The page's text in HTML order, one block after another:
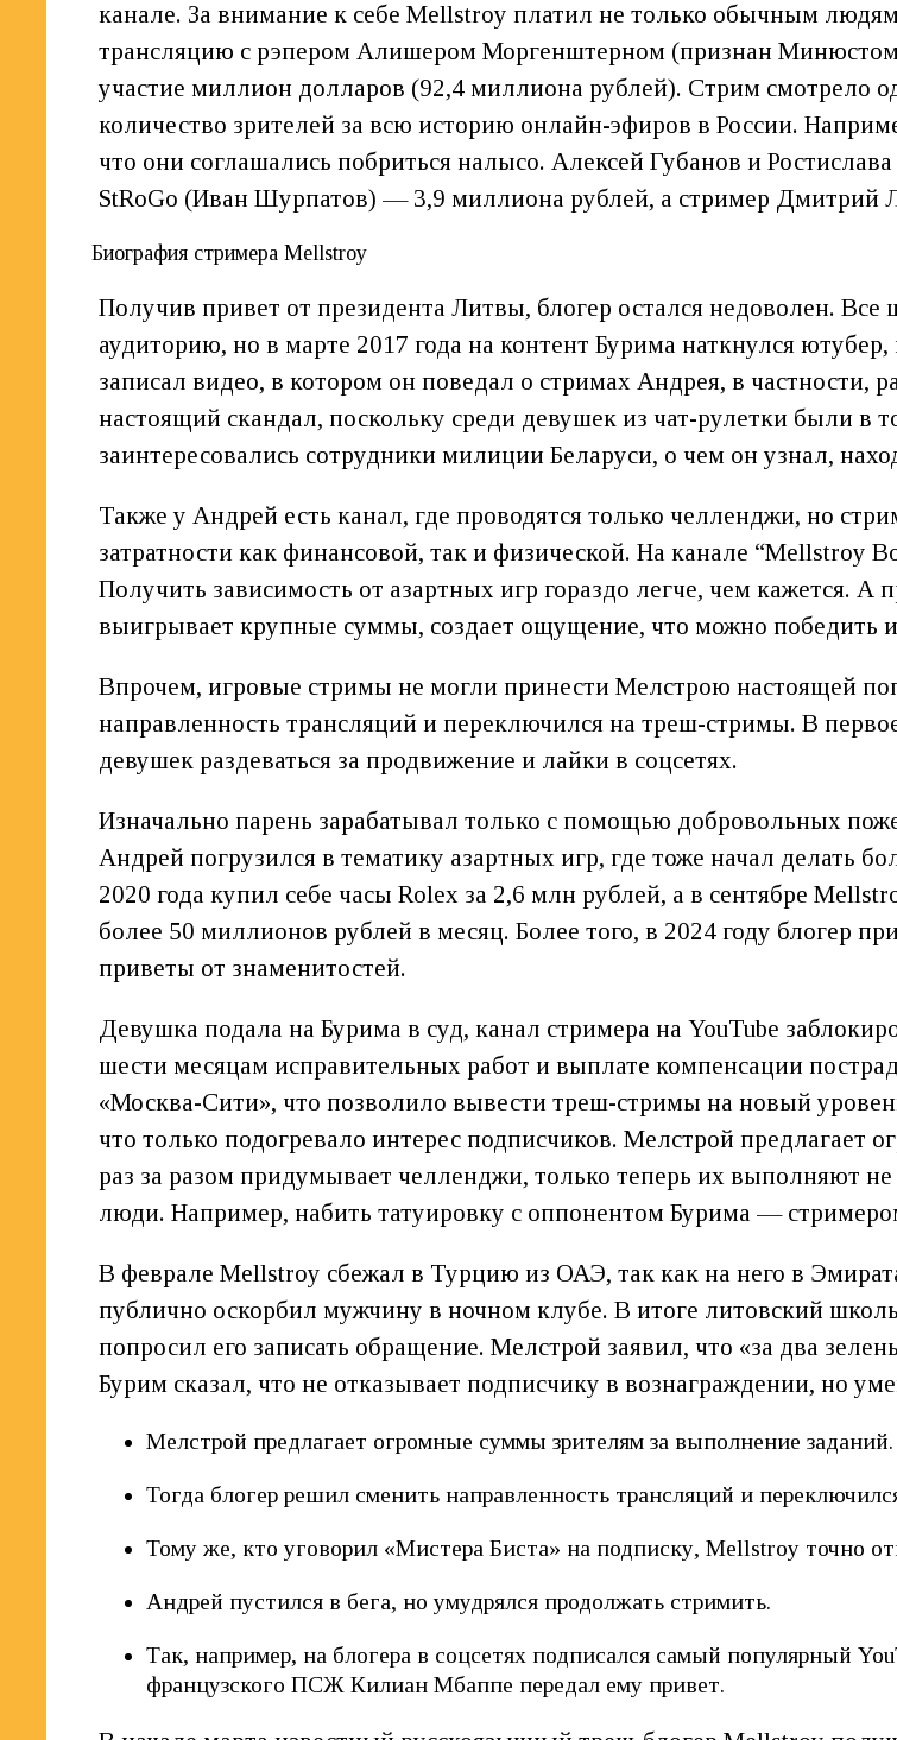
канале. За внимание к себе Mellstroy платил не только обычным
трансляцию с рэпером Алишером Моргенштерном (признан
участие миллион долларов (92,4 миллиона рублей). Стрим смотрело
количество зрителей за всю историю онлайн-эфиров в России.
что они соглашались побриться налысо. Алексей Губанов и
StRoGo (Иван Шурпатов) — 3,9 миллиона рублей, а стример Дмитрий
Биография стримера Mellstroy
Получив привет от президента Литвы, блогер остался недоволен.
аудиторию, но в марте 2017 года на контент Бурима наткнулся
записал видео, в котором он поведал о стримах Андрея, в частности,
настоящий скандал, поскольку среди девушек из чат-рулетки были в
заинтересовались сотрудники милиции Беларуси, о чем он узнал,
Также у Андрей есть канал, где проводятся только челленджи, но
затратности как финансовой, так и физической. На канале “Mellstroy
Получить зависимость от азартных игр гораздо легче, чем кажется. А
выигрывает крупные суммы, создает ощущение, что можно победить и
Впрочем, игровые стримы не могли принести Мелстрою настоящей
направленность трансляций и переключился на треш-стримы. В
девушек раздеваться за продвижение и лайки в соцсетях.
Изначально парень зарабатывал только с помощью добровольных
Андрей погрузился в тематику азартных игр, где тоже начал делать
2020 года купил себе часы Rolex за 2,6 млн рублей, а в сентябре
более 50 миллионов рублей в месяц. Более того, в 2024 году блогер
приветы от знаменитостей.
Девушка подала на Бурима в суд, канал стримера на YouTube
шести месяцам исправительных работ и выплате компенсации
«Москва-Сити», что позволило вывести треш-стримы на новый
что только подогревало интерес подписчиков. Мелстрой
раз за разом придумывает челленджи, только теперь их выполняют
люди. Например, набить татуировку с оппонентом Бурима —
В феврале Mellstroy сбежал в Турцию из ОАЭ, так как на него в
публично оскорбил мужчину в ночном клубе. В итоге литовский
попросил его записать обращение. Мелстрой заявил, что «за два
Бурим сказал, что не отказывает подписчику в вознаграждении, но
Мелстрой предлагает огромные суммы зрителям за выполнение заданий.
Тогда блогер решил сменить направленность трансляций и
Тому же, кто уговорил «Мистера Биста» на подписку, Mellstroy точно
Андрей пустился в бега, но умудрялся продолжать стримить.
Так, например, на блогера в соцсетях подписался самый популярный
французского ПСЖ Килиан Мбаппе передал ему привет.